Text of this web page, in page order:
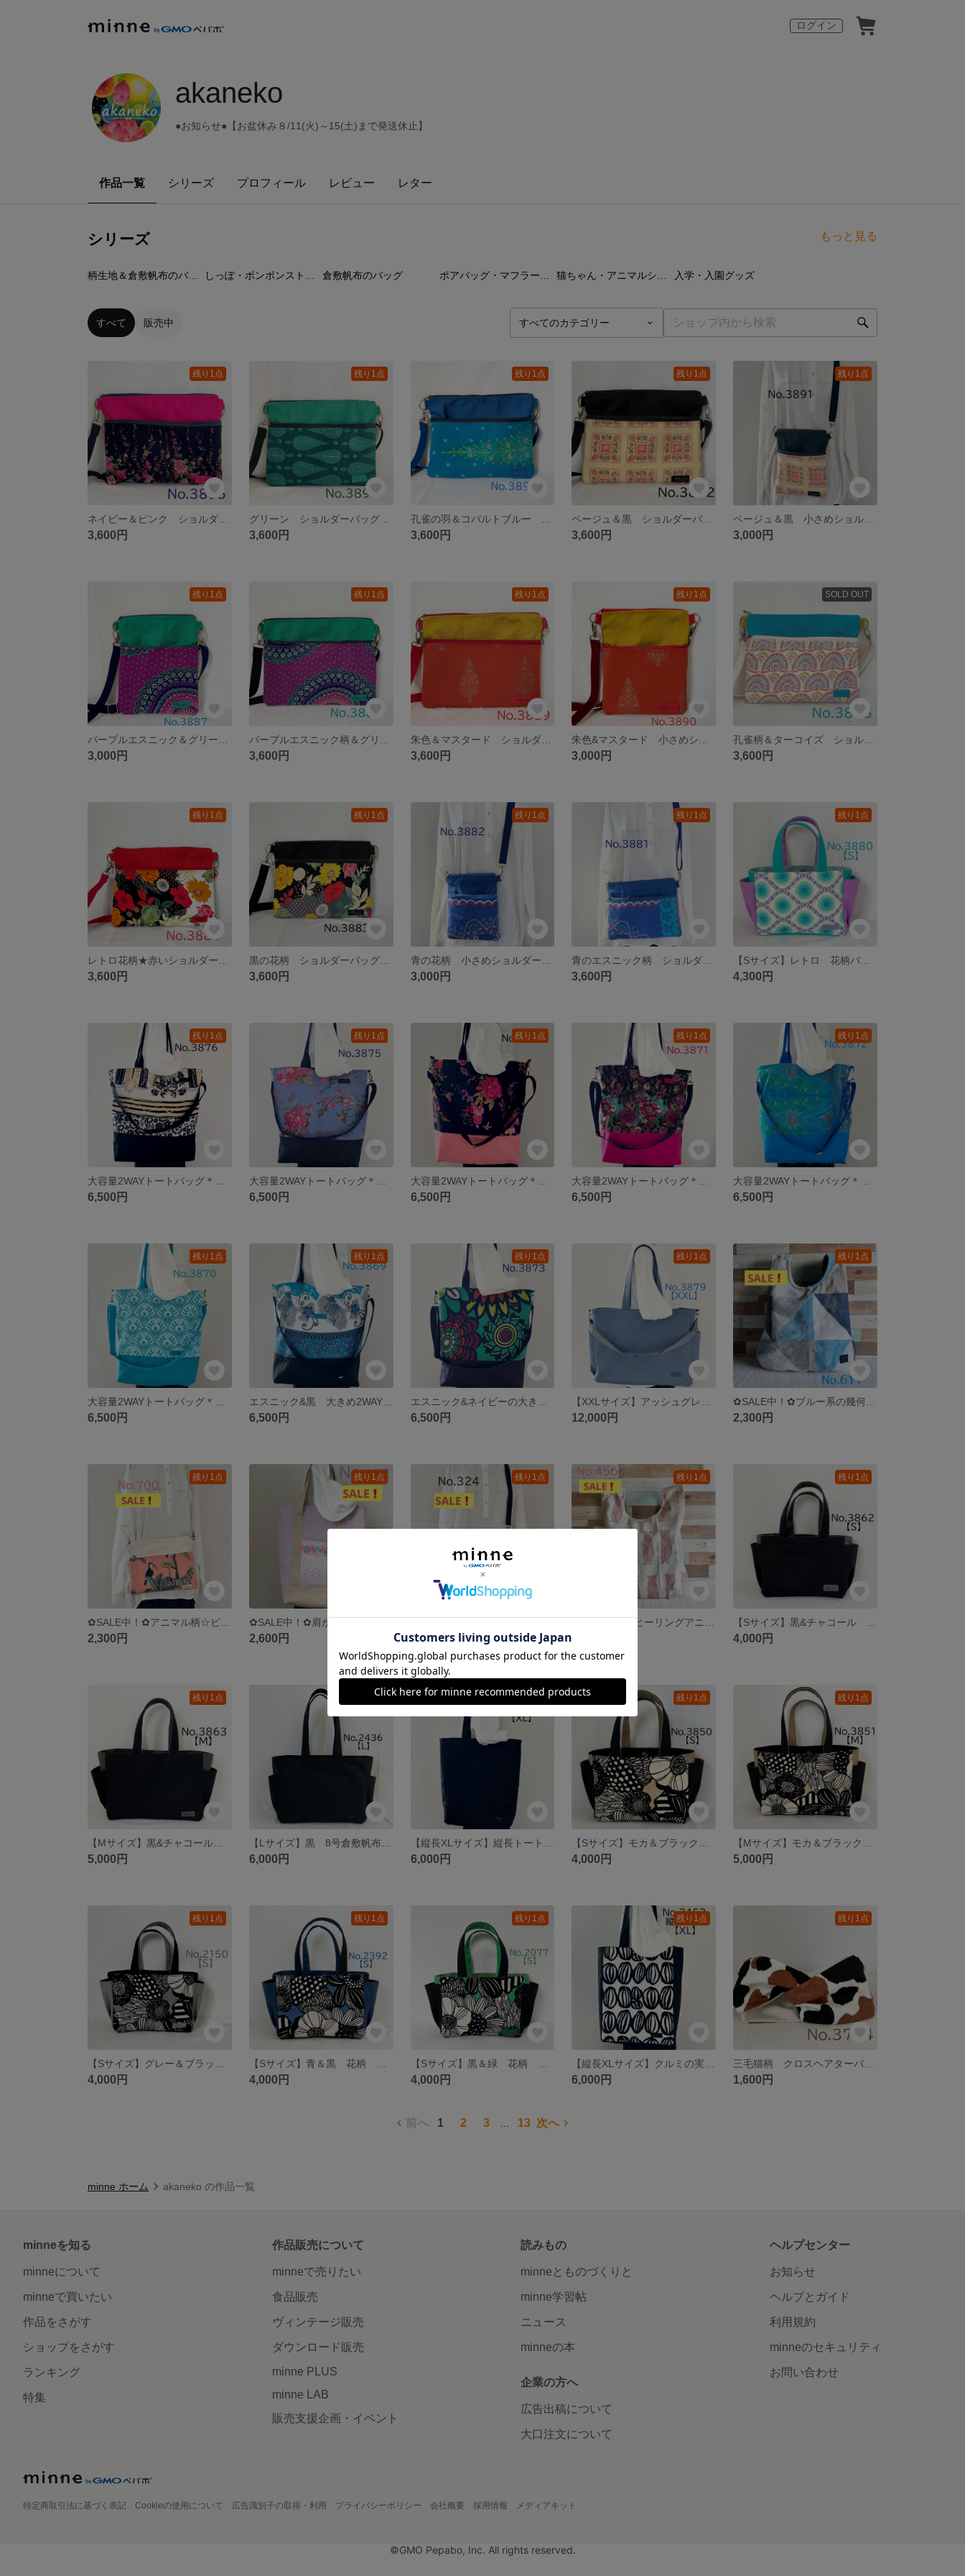
ログイン
akaneko
●お知らせ●【お盆休み８/11(火)～15(土)まで発送休止】
作品一覧 シリーズ プロフィール レビュー レター
シリーズ もっと見る
倉敷帆布のバッグ 入学・入園グッズ
すべて 販売中
残り1点
3,600円
残り1点
グリーン ショルダーバッグ サコッシュ ハンドメイド akaneko インド綿 エスニック アジアン
3,600円
残り1点
3,600円
残り1点
3,600円
残り1点
3,000円
残り1点
3,000円
残り1点
3,600円
残り1点
朱色＆マスタード ショルダーバッグ サコッシュ ハンドメイド akaneko インド綿 エスニック アジアン
3,600円
残り1点
3,000円
SOLD OUT
3,600円
残り1点
3,600円
残り1点
黒の花柄 ショルダーバッグ サコッシュ ハンドメイド akaneko ブラック レトロ ビンテージ エスニック アジアン
3,600円
残り1点
3,000円
残り1点
3,600円
残り1点
4,300円
残り1点
6,500円
残り1点
6,500円
残り1点
6,500円
残り1点
6,500円
残り1点
6,500円
残り1点
6,500円
残り1点
エスニック&黒 大きめ2WAYバッグ 肩掛けバッグ akaneko ショルダーバッグ 水色 akaneko
6,500円
残り1点
6,500円
残り1点
12,000円
残り1点
2,300円
残り1点
2,300円
残り1点
2,600円
残り1点
2,200円
残り1点 残り1点
4,000円
残り1点
5,000円
残り1点
【Lサイズ】黒 8号倉敷帆布使用 肩掛けバッグ akaneko 大きめバッグ トートバッグ A4収納 ブラック
6,000円
SOLD OUT
6,000円
残り1点
4,000円
残り1点
5,000円
残り1点
4,000円
残り1点
4,000円
残り1点
4,000円
残り1点
6,000円
残り1点
1,600円
前へ 1 2 3 13 次へ
minne ホーム akaneko の作品一覧
minneを知る
minneについて
minneで買いたい
作品をさがす
ショップをさがす
ランキング
特集
作品販売について
minneで売りたい
食品販売
ヴィンテージ販売
ダウンロード販売
minne PLUS
minne LAB
販売支援企画・イベント
読みもの
minneとものづくりと
minne学習帖
ニュース
minneの本
企業の方へ
広告出稿について
大口注文について
ヘルプセンター
お知らせ
ヘルプとガイド
利用規約
minneのセキュリティ
お問い合わせ
特定商取引法に基づく表記 Cookieの使用について 広告識別子の取得・利用 プライバシーポリシー 会社概要 採用情報 メディアキット
©GMO Pepabo, Inc. All rights reserved.